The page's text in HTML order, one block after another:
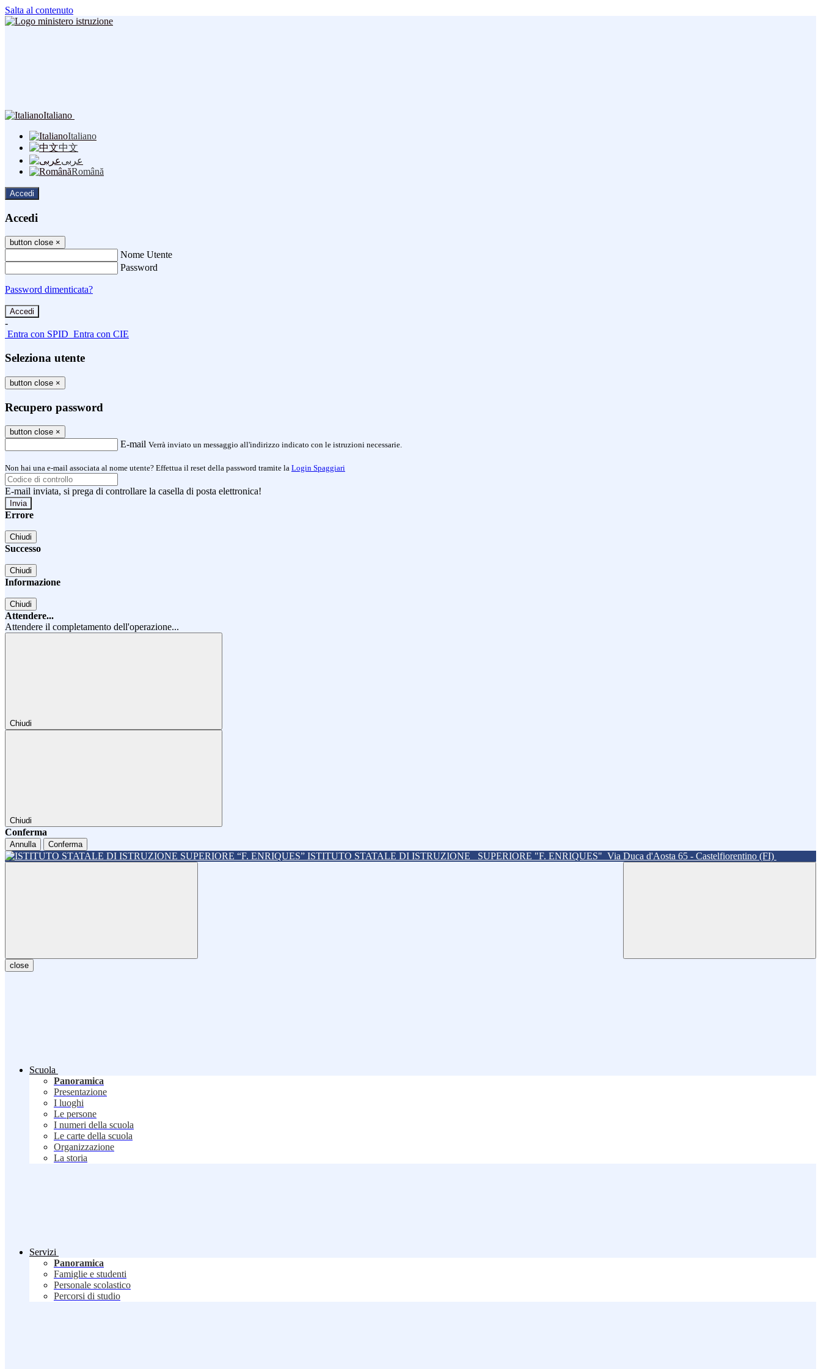
Salta al contenuto
Italiano
Italiano
中文
عربى
Română
Accedi
Accedi
button close ×
Nome Utente
Password
Password dimenticata?
-
Entra con SPID Entra con CIE
Seleziona utente
button close ×
Recupero password
button close ×
E-mail Verrà inviato un messaggio all'indirizzo indicato con le istruzioni necessarie.
Non hai una e-mail associata al nome utente? Effettua il reset della password tramite la Login Spaggiari
E-mail inviata, si prega di controllare la casella di posta elettronica!
Errore
Chiudi
Successo
Chiudi
Informazione
Chiudi
Attendere...
Attendere il completamento dell'operazione...
Chiudi
Chiudi
Conferma
Annulla Conferma
ISTITUTO STATALE DI ISTRUZIONE SUPERIORE "F. ENRIQUES" Via Duca d'Aosta 65 - Castelfiorentino (FI)
close
Scuola
Panoramica
Presentazione
I luoghi
Le persone
I numeri della scuola
Le carte della scuola
Organizzazione
La storia
Servizi
Panoramica
Famiglie e studenti
Personale scolastico
Percorsi di studio